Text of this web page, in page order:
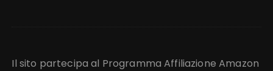
Il sito partecipa al Programma Affiliazione Amazon